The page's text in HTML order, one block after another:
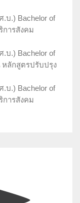
.) Bachelor of
การสังคม
.) Bachelor of
ลักสูตรปรับปรุง
.) Bachelor of
การสังคม